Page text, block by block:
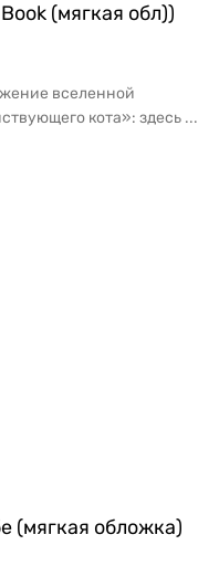
(мягкая обл))
вселенной
кота»: здесь ...
(мягкая обложка)